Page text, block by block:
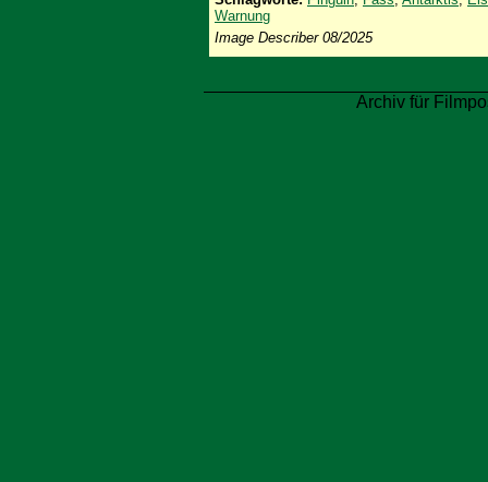
Warnung
Image Describer 08/2025
Archiv für